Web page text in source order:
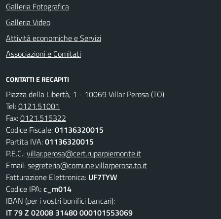
Galleria Fotografica
Galleria Video
Attività economiche e Servizi
Associazioni e Comitati
CONTATTI E RECAPITI
Piazza della Libertà, 1 - 10069 Villar Perosa (TO)
Tel:0121.51001
Fax:0121.515322
Codice Fiscale:01136320015
Partita IVA:01136320015
P.E.C.:villar.perosa@cert.ruparpiemonte.it
Email:segreteria@comune.villarperosa.to.it
Fatturazione Elettronica: UF7TYW
Codice IPA:c_m014
IBAN (per i vostri bonifici bancari):
IT 79 Z 02008 31480 000101553069